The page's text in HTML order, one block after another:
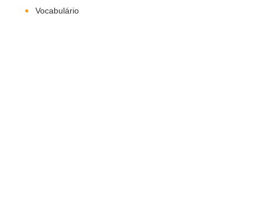
Vocabulário